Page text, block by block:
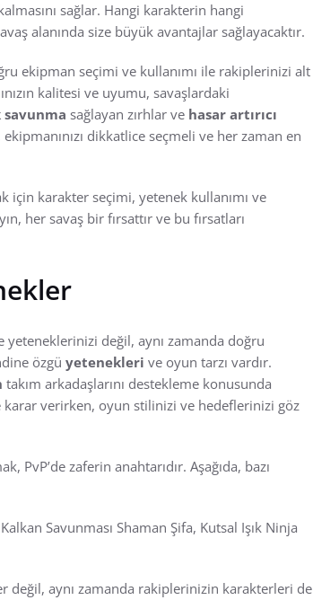
sağlar. Hangi karakterin hangi
alanında size büyük avantajlar sağlayacaktır.
ekipman seçimi ve kullanımı ile rakiplerinizi alt
kalitesi ve uyumu, savaşlardaki
savunma sağlayan zırhlar ve hasar artırıcı
dikkatlice seçmeli ve her zaman en
için karakter seçimi, yetenek kullanımı ve
her savaş bir fırsattır ve bu fırsatları
yeteneklerinizi değil, aynı zamanda doğru
özgü yetenekleri ve oyun tarzı vardır.
takım arkadaşlarını destekleme konusunda
karar verirken, oyun stilinizi ve hedeflerinizi göz
zaferin anahtarıdır. Aşağıda, bazı
Savunması Shaman Şifa, Kutsal Işık Ninja
değil, aynı zamanda rakiplerinizin karakterleri de